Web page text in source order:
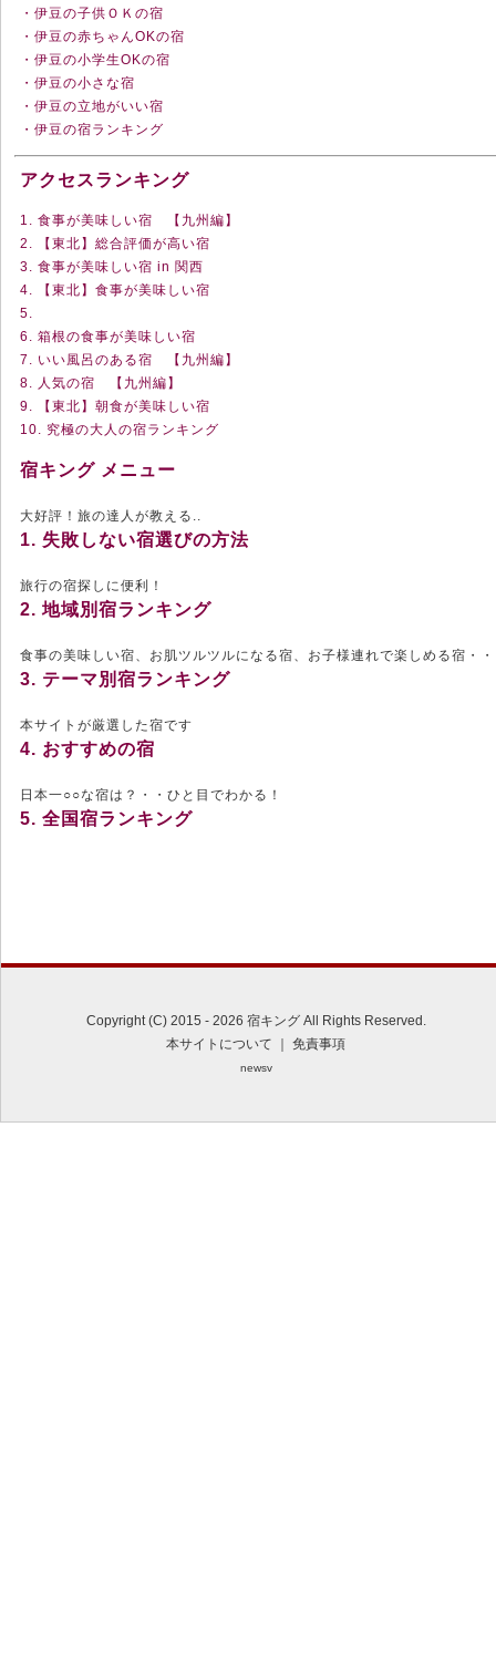
・伊豆の子供ＯＫの宿
・伊豆の赤ちゃんOKの宿
・伊豆の小学生OKの宿
・伊豆の小さな宿
・伊豆の立地がいい宿
・伊豆の宿ランキング
アクセスランキング
1. 食事が美味しい宿 【九州編】
2. 【東北】総合評価が高い宿
3. 食事が美味しい宿 in 関西
4. 【東北】食事が美味しい宿
5.
6. 箱根の食事が美味しい宿
7. いい風呂のある宿 【九州編】
8. 人気の宿 【九州編】
9. 【東北】朝食が美味しい宿
10. 究極の大人の宿ランキング
宿キング メニュー
大好評！旅の達人が教える..
1. 失敗しない宿選びの方法
旅行の宿探しに便利！
2. 地域別宿ランキング
食事の美味しい宿、お肌ツルツルになる宿、お子様連れで楽しめる宿・・
3. テーマ別宿ランキング
本サイトが厳選した宿です
4. おすすめの宿
日本一○○な宿は？・・ひと目でわかる！
5. 全国宿ランキング
Copyright (C) 2015 - 2026 宿キング All Rights Reserved.
本サイトについて
免責事項
newsv